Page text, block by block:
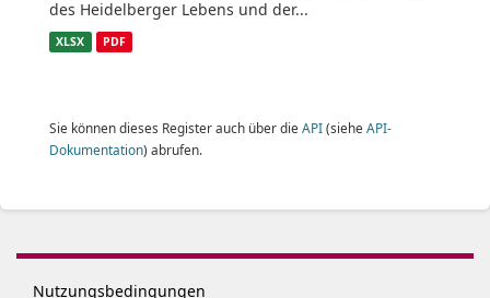
des Heidelberger Lebens und der...
XLSX PDF
Sie können dieses Register auch über die API(siehe API-
Dokumentation) abrufen.
Nutzungsbedingungen